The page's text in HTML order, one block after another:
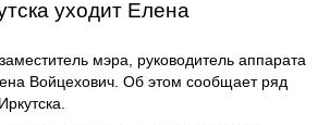
уходит Елена
мэра, руководитель аппарата
Войцехович. Об этом сообщает ряд